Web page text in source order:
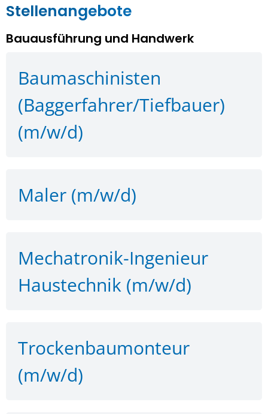
Stellenangebote
Bauausführung und Handwerk
Baumaschinisten
(Baggerfahrer/Tiefbauer)
(m/w/d)
Maler (m/w/d)
Mechatronik-Ingenieur
Haustechnik (m/w/d)
Trockenbaumonteur
(m/w/d)